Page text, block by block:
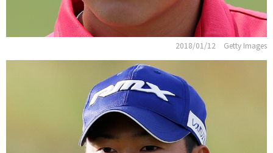
2018/01/12 Getty Images